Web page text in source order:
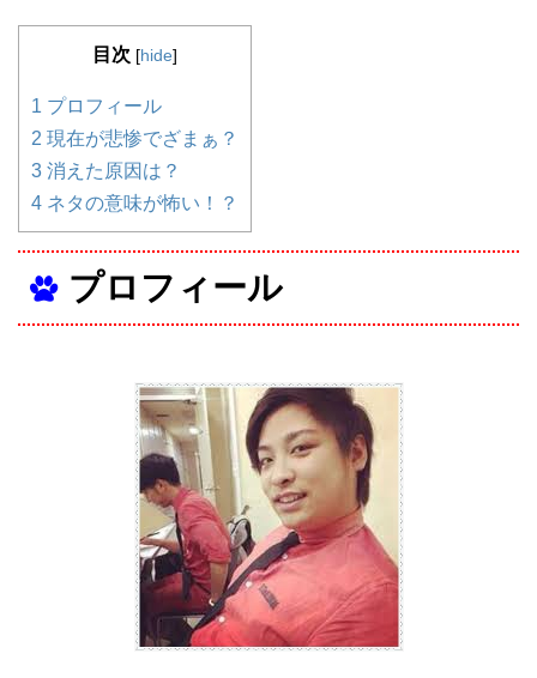
目次 [hide]
1 プロフィール
2 現在が悲惨でざまぁ？
3 消えた原因は？
4 ネタの意味が怖い！？
プロフィール